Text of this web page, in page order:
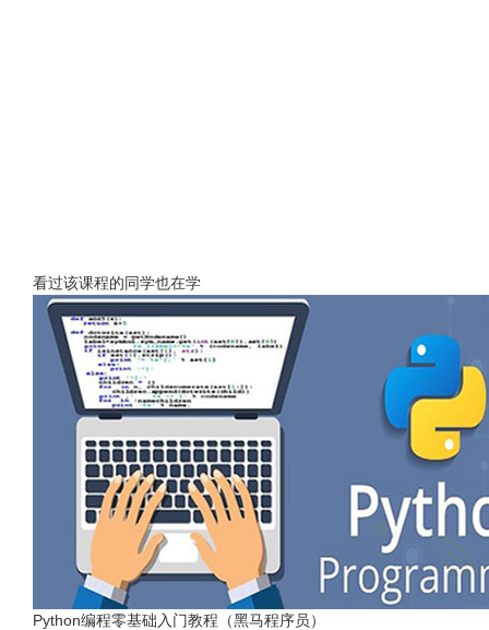
看过该课程的同学也在学
Python编程零基础入门教程（黑马程序员）